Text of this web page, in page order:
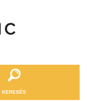
KERESÉS